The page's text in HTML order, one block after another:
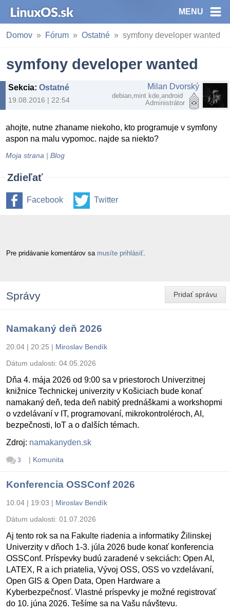
MENU
Domov Fórum Ostatné symfony developer wanted
symfony developer wanted
Sekcia: Ostatné
19.08.2016 | 22:54
Milan Dvorský
debian,mint kde,android
Administrátor
ahojte, nutne zhaname niekoho, kto programuje v symfony
aspon na malu vypomoc. najde sa niekto?
Moja strana |Blog
Zdieľať
Facebook Twitter
Pre pridávanie komentárov sa musíte prihlásiť
Pridať správu
Správy
Namakaný deň 2026
20.04 | 20:25 | Miroslav Bendík
Dátum udalosti: 04.05.2026
Dňa 4. mája 2026 od 9:00 sa v priestoroch Univerzitnej
knižnice Technickej univerzity v Košiciach bude konať
namakaný deň, teda deň nabitý prednáškami a workshopmi
o vzdelávaní v IT, programovaní, mikrokontroléroch, AI,
bezpečnosti, IoT a o ďalších témach.
Zdroj: namakanyden.sk
3 | Komunita
Konferencia OSSConf 2026
10.04 | 19:03 | Miroslav Bendík
Dátum udalosti: 01.07.2026
Aj tento rok sa na Fakulte riadenia a informatiky Žilinskej
Univerzity v dňoch 1-3. júla 2026 bude konať konferencia
OSSConf. Príspevky budú zaradené v sekciách: Open AI,
LATEX, R a ich priatelia, Vývoj OSS, OSS vo vzdelávaní,
Open GIS & Open Data, Open Hardware a
Kyberbezpečnosť. Vlastné príspevky je možné registrovať
do 10. júna 2026. Tešíme sa na Vašu návštevu.